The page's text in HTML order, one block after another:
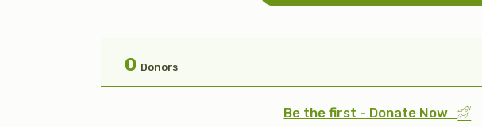
$1,800.00
$1,800.00
0 Donors
Be the first - Donate Now